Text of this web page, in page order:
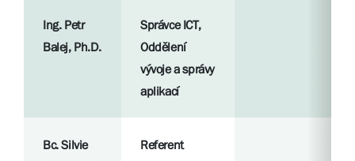
Ing. Petr
Balej, Ph.D.
Správce ICT,
Oddělení
vývoje a správy
aplikací
Bc. Silvie
Referent